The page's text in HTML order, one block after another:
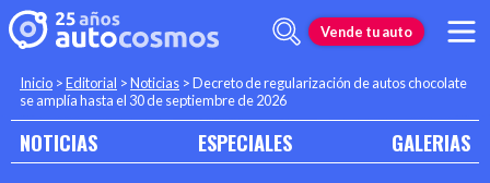
Vende tu auto
Inicio >Editorial >Noticias >Decreto de regularización de autos chocolate
se amplía hasta el 30 de septiembre de 2026
NOTICIAS ESPECIALES GALERIAS